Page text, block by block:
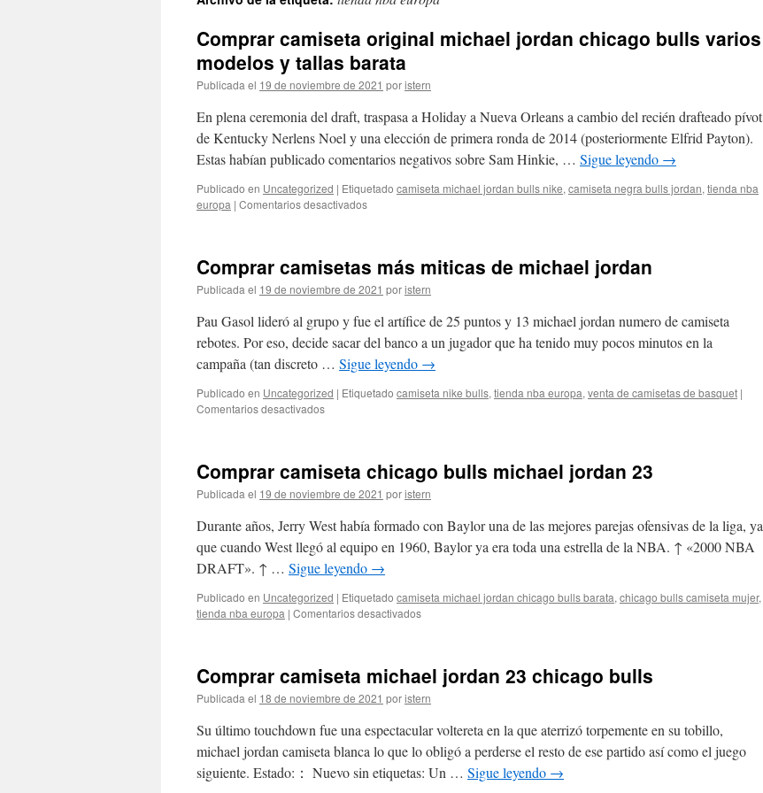
contenido
Comprar camiseta original michael jordan chicago bulls varios
modelos y tallas barata
Publicada el 19 de noviembre de 2021 poristern
En plena ceremonia del draft, traspasa a Holiday a Nueva Orleans a cambio del recién drafteado pívot
de Kentucky Nerlens Noel y una elección de primera ronda de 2014 (posteriormente Elfrid Payton).
Estas habían publicado comentarios negativos sobre Sam Hinkie, … Sigue leyendo →
Publicado en Uncategorized | Etiquetado camiseta michael jordan bulls nike, camiseta negra bulls jordan, tienda nba
europa | Comentarios desactivadosen
michael
jordan
chicago
bulls
varios
modelos
y
barata
Comprar camisetas más miticas de michael jordan
Publicada el 19 de noviembre de 2021 poristern
Pau Gasol lideró al grupo y fue el artífice de 25 puntos y 13 michael jordan numero de camiseta
rebotes. Por eso, decide sacar del banco a un jugador que ha tenido muy pocos minutos en la
campaña (tan discreto … Sigue leyendo →
Publicado en Uncategorized | Etiquetado camiseta nike bulls, tienda nba europa, venta de camisetas de basquet |
Comentarios desactivadosen
miticas
de
michael
jordan
Comprar camiseta chicago bulls michael jordan 23
Publicada el 19 de noviembre de 2021 poristern
Durante años, Jerry West había formado con Baylor una de las mejores parejas ofensivas de la liga, ya
que cuando West llegó al equipo en 1960, Baylor ya era toda una estrella de la NBA. ↑ «2000 NBA
DRAFT». ↑ … Sigue leyendo →
Publicado en Uncategorized | Etiquetado camiseta michael jordan chicago bulls barata, chicago bulls camiseta mujer,
tienda nba europa | Comentarios desactivadosen
bulls
michael
jordan
23
Comprar camiseta michael jordan 23 chicago bulls
Publicada el 18 de noviembre de 2021 poristern
Su último touchdown fue una espectacular voltereta en la que aterrizó torpemente en su tobillo,
michael jordan camiseta blanca lo que lo obligó a perderse el resto de ese partido así como el juego
siguiente. Estado:： Nuevo sin etiquetas: Un … Sigue leyendo →